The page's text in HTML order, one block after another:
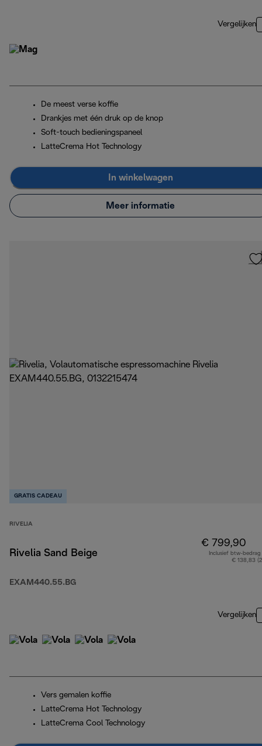
Vergelijken
De meest verse koffie
Drankjes met één druk op de knop
Soft-touch bedieningspaneel
LatteCrema Hot Technology
In winkelwagen
Meer informatie
GRATIS CADEAU
RIVELIA
Rivelia Sand Beige
EXAM440.55.BG
€ 799,90
Inclusief btw-bedrag
€ 138,83
Vergelijken
Vers gemalen koffie
LatteCrema Hot Technology
LatteCrema Cool Technology